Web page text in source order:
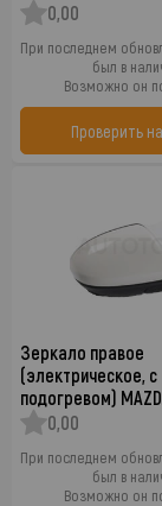
0,00
При последнем
был в
Возможно он
Проверить
Зеркало правое
(электрическое, с
подогревом)
0,00
При последнем
был в
Возможно он